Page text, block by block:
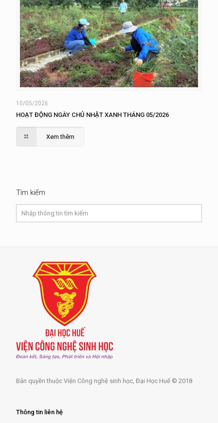
10/05/2026
HOẠT ĐỘNG NGÀY CHỦ NHẬT XANH THÁNG 05/2026
Xem thêm
Tìm kiếm
Bản quyền thuộc Viện Công nghệ sinh học, Đại Học Huế © 2018
Thông tin liên hệ